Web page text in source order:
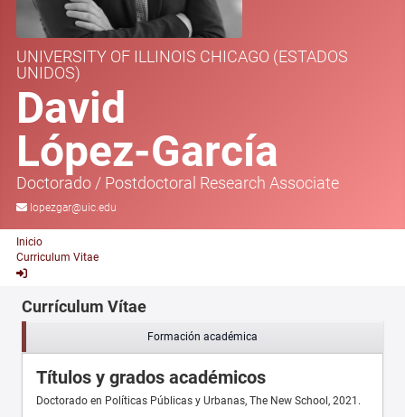
UNIVERSITY OF ILLINOIS CHICAGO (ESTADOS
UNIDOS)
David
López-García
Doctorado / Postdoctoral Research Associate
lopezgar@uic.edu
Inicio
Curriculum Vitae
Currículum Vítae
Formación académica
Títulos y grados académicos
Doctorado en Políticas Públicas y Urbanas, The New School, 2021.